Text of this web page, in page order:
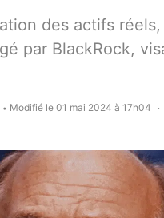
des actifs
par BlackRock,
• Modifié le 01 mai 2024 à 17h04